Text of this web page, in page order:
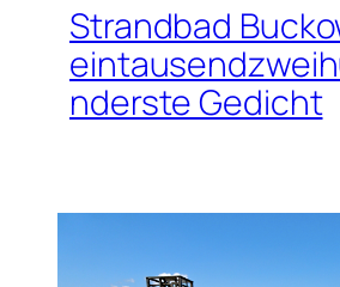
Strandbad
nderste Gedicht